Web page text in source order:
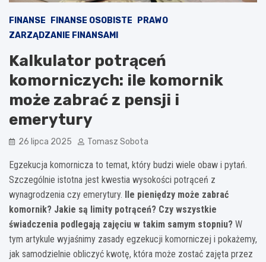
FINANSE FINANSE OSOBISTE
PRAWO
ZARZĄDZANIE FINANSAMI
Kalkulator potrąceń
komorniczych: ile komornik
może zabrać z pensji i
emerytury
26 lipca 2025 Tomasz Sobota
Egzekucja komornicza to temat, który budzi wiele obaw i pytań.
Szczególnie istotna jest kwestia wysokości potrąceń z
wynagrodzenia czy emerytury. Ile pieniędzy może zabrać
komornik? Jakie są limity potrąceń? Czy wszystkie
świadczenia podlegają zajęciu w takim samym stopniu? W
tym artykule wyjaśnimy zasady egzekucji komorniczej i pokażemy,
jak samodzielnie obliczyć kwotę, która może zostać zajęta przez